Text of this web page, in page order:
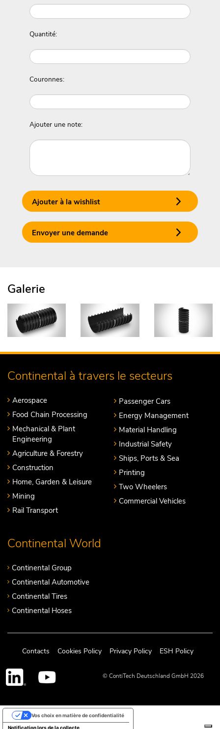
Quantité:
Couronnes:
Ajouter une note:
Ajouter à la wishlist
Envoyer une demande
Galerie
Continental à travers le secteurs
Aerospace
Food Chain Processing
Mechanical & Plant
Engineering
Agriculture & Forestry
Construction
Home, Garden & Leisure
Mining
Rail Transport
Passenger Cars
Energy Management
Material Handling
Industrial Safety
Ships, Ports & Sea
Printing
Two Wheelers
Commercial Vehicles
Continental World
Continental Group
Continental Automotive
Continental Tires
Continental Hoses
Contacts Cookies Policy Privacy Policy ESH Policy
© ContiTech Deutschland GmbH 2026
Notification lors de la collecte
Vos choix en matière de confidentialité